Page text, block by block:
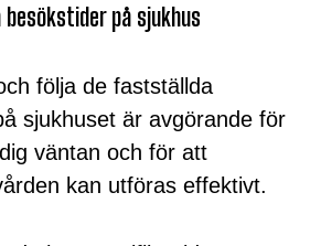
på sjukhus
följa de fastställda
sjukhuset är avgörande för
väntan och för att
kan utföras effektivt.